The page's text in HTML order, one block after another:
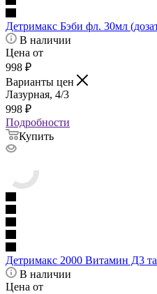
Детримакс Бэби фл. 30мл
В наличии
Цена от
998 ₽
Варианты цен
Лазурная, 4/3
998 ₽
Подробности
Купить
Детримакс 2000 Витамин Д3
В наличии
Цена от